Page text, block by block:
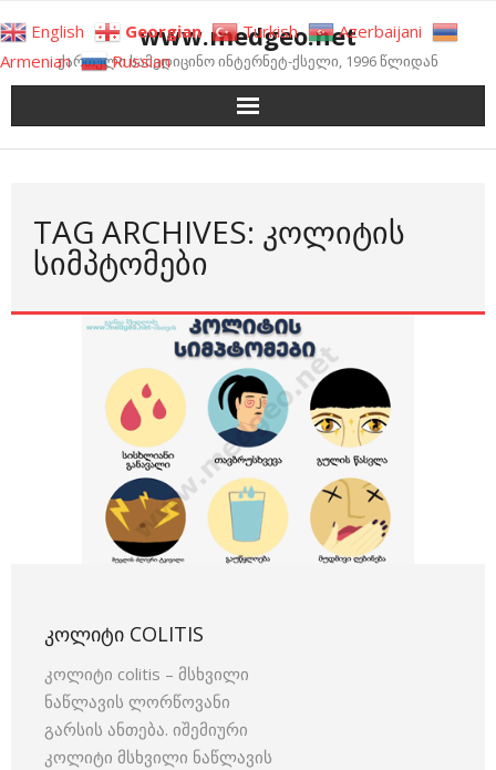
to
content
www.medgeo.net
ქართული სამედიცინო ინტერნეტ-ქსელი, 1996 წლიდან
TAG ARCHIVES: ᲙᲝᲚᲘᲢᲘᲡ
ᲡᲘᲛᲞᲢᲝᲛᲔᲑᲘ
ᲙᲝᲚᲘᲢᲘ COLITIS
კოლიტი colitis – მსხვილი
ნაწლავის ლორწოვანი
გარსის ანთება. იშემიური
კოლიტი მსხვილი ნაწლავის
English Georgian Turkish
Azerbaijani
Armenian
Russian